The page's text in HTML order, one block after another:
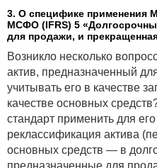
3. О специфике применения
МСФО (IFRS) 5
для продажи, и
Возникло несколько
актив, предназначенный
учитывать его в качестве
качестве основных
стандарт применить для
реклассификация актива
основных средств — в
предназначенные для